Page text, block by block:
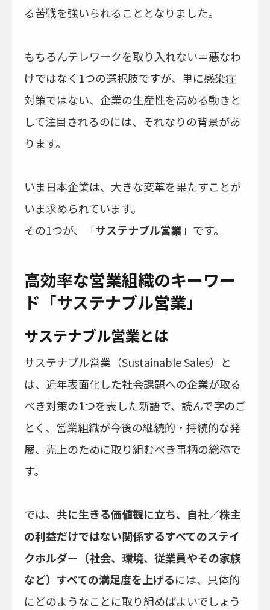
る苦戦を強いられることとなりました。
もちろんテレワークを取り入れない＝悪なわ
けではなく1つの選択肢ですが、単に感染症
対策ではない、企業の生産性を高める動きと
して注目されるのには、それなりの背景があ
ります。
いま日本企業は、大きな変革を果たすことが
いま求められています。
その1つが、「サステナブル営業 」です。
高効率な営業組織のキーワー
ド「サステナブル営業」
サステナブル営業とは
サステナブル営業（Sustainable Sales）と
は、近年表面化した社会課題への企業が取る
べき対策の1つを表した新語で、読んで字のご
とく、営業組織が今後の継続的・持続的な発
展、売上のために取り組むべき事柄の総称で
す。
では、 共に生きる価値観に立ち、自社／株主
の利益だけではない関係するすべてのステイ
クホルダー（社会、環境、従業員やその家族
など）すべての満足度を上げるには、具体的
にどのようなことに取り組めばよいでしょう